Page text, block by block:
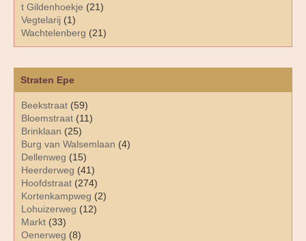
Straten Epe
Beekstraat (59)
Bloemstraat (11)
Brinklaan (25)
Burg van Walsemlaan (4)
Dellenweg (15)
Heerderweg (41)
Hoofdstraat (274)
Kortenkampweg (2)
Lohuizerweg (12)
Markt (33)
Oenerweg (8)
t Gildenhoekje (21)
Vegtelarij (1)
Wachtelenberg (21)